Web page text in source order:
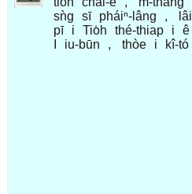
sǹg
sī pháiⁿ-lâng , lâi
pī
i Tio̍h thé-thiap i ê
iu-būn , thòe i kî-tó